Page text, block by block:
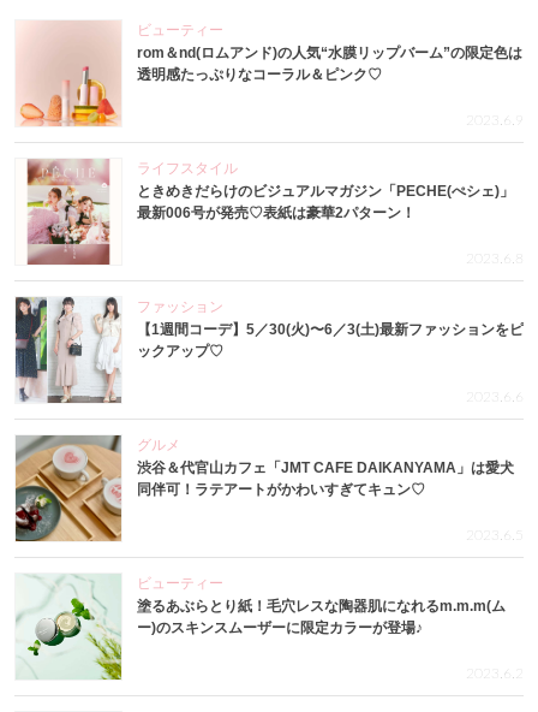
ビューティー
rom＆nd(ロムアンド)の人気“水膜リップバーム”の限定色は
透明感たっぷりなコーラル＆ピンク♡
2023.6.9
ライフスタイル
ときめきだらけのビジュアルマガジン「PECHE(ぺシェ)」
最新006号が発売♡表紙は豪華2パターン！
2023.6.8
ファッション
【1週間コーデ】5／30(火)〜6／3(土)最新ファッションをピ
ックアップ♡
2023.6.6
グルメ
渋谷＆代官山カフェ「JMT CAFE DAIKANYAMA」は愛犬
同伴可！ラテアートがかわいすぎてキュン♡
2023.6.5
ビューティー
塗るあぶらとり紙！毛穴レスな陶器肌になれるm.m.m(ム
ー)のスキンスムーザーに限定カラーが登場♪
2023.6.2